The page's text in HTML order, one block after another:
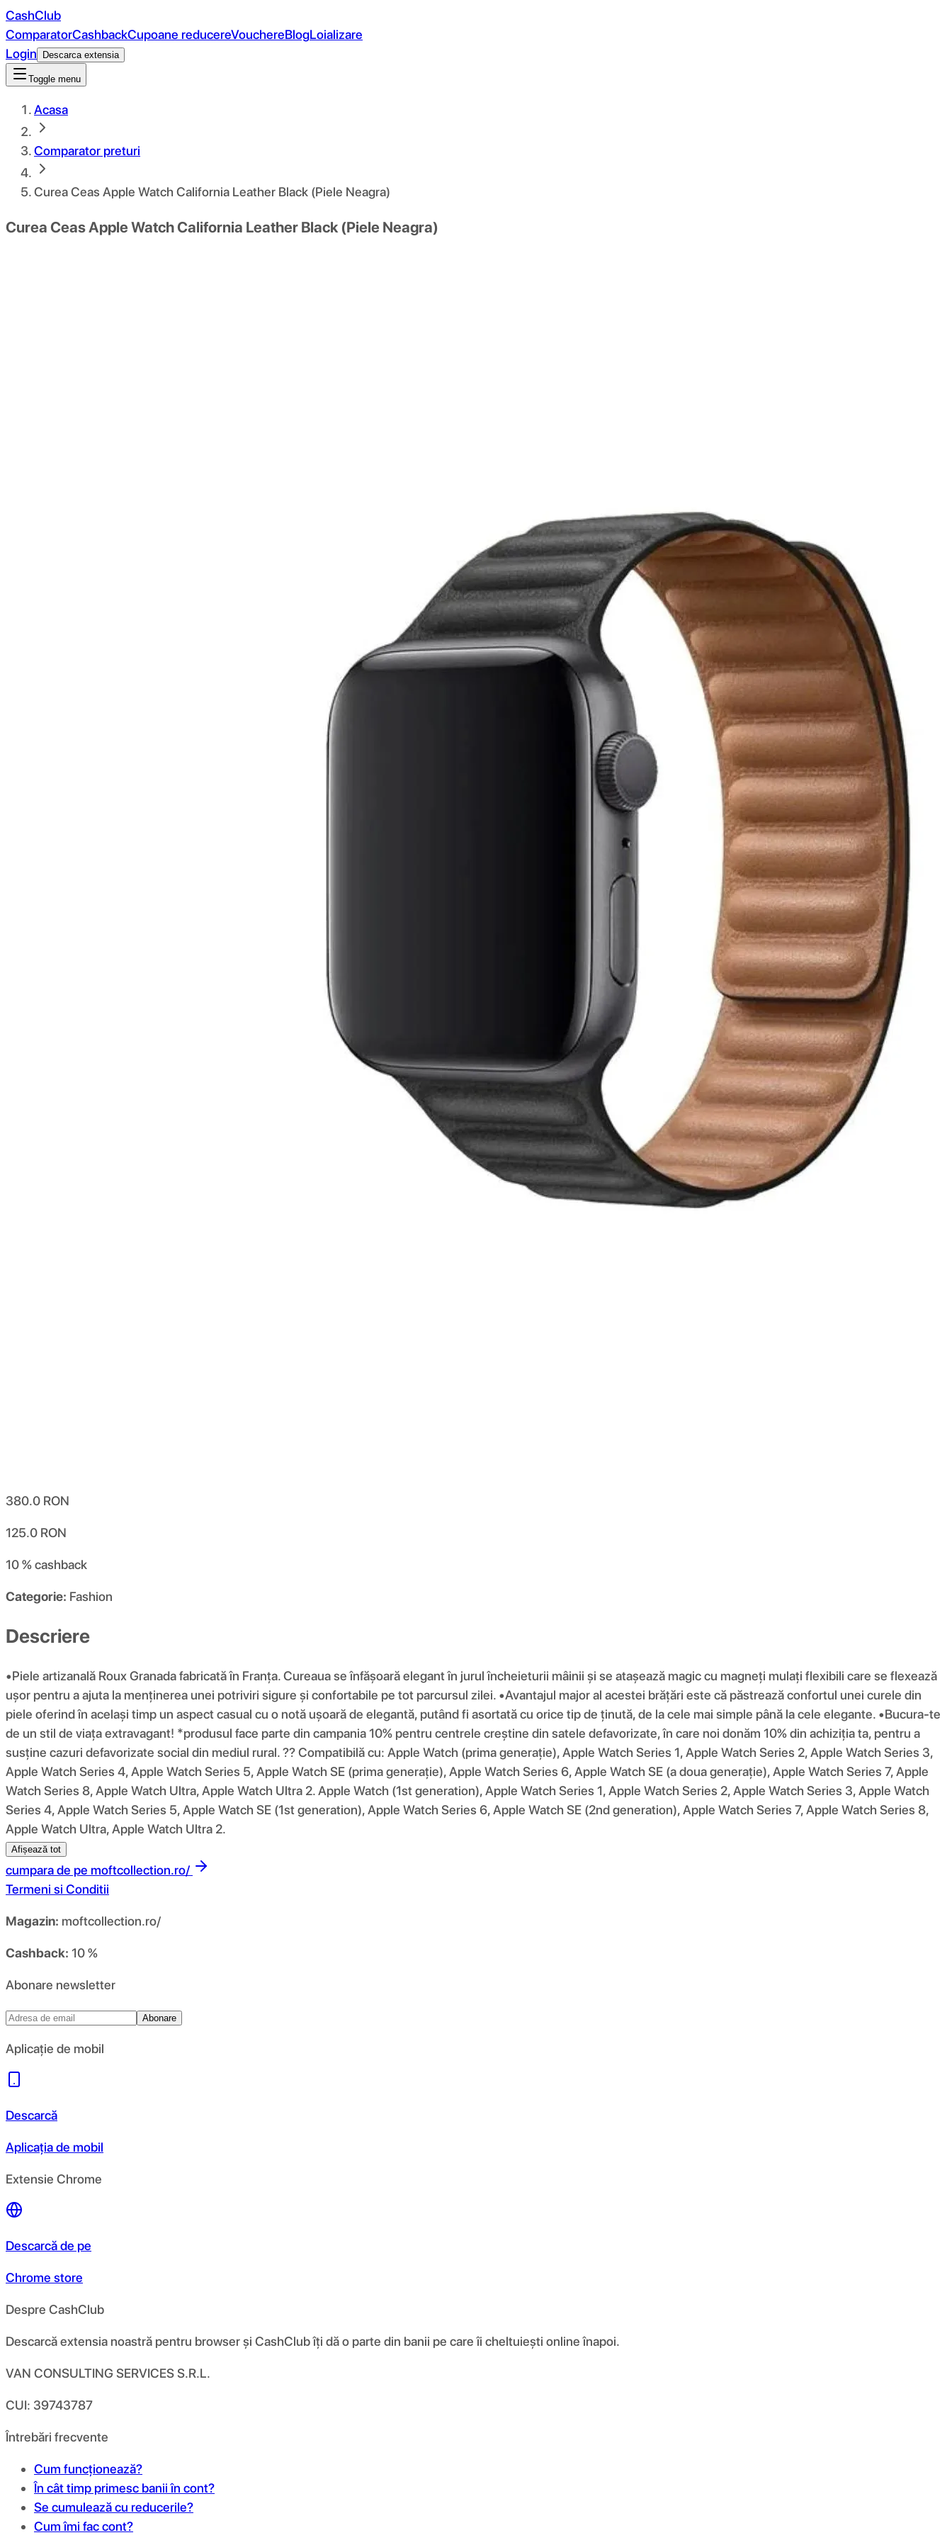
CashClub
ComparatorCashbackCupoane reducereVouchereBlogLoializare
Login
Descarca extensia
Toggle menu
Acasa
Comparator preturi
Curea Ceas Apple Watch California Leather Black (Piele Neagra)
Curea Ceas Apple Watch California Leather Black (Piele Neagra)
380.0 RON
125.0 RON
10 %cashback
Categorie: Fashion
Descriere
•Piele artizanală Roux Granada fabricată în Franța. Cureaua se înfășoară elegant în jurul încheieturii mâinii și se atașează magic cu magneți mulați flexibili care se flexează
ușor pentru a ajuta la menținerea unei potriviri sigure și confortabile pe tot parcursul zilei. •Avantajul major al acestei brățări este că păstrează confortul unei curele din
piele oferind în același timp un aspect casual cu o notă ușoară de elegantă, putând fi asortată cu orice tip de ținută, de la cele mai simple până la cele elegante. •Bucura-te
de un stil de viața extravagant! *produsul face parte din campania 10% pentru centrele creștine din satele defavorizate, în care noi donăm 10% din achiziția ta, pentru a
susține cazuri defavorizate social din mediul rural. ?? Compatibilă cu: Apple Watch (prima generație), Apple Watch Series 1, Apple Watch Series 2, Apple Watch Series 3,
Apple Watch Series 4, Apple Watch Series 5, Apple Watch SE (prima generație), Apple Watch Series 6, Apple Watch SE (a doua generație), Apple Watch Series 7, Apple
Watch Series 8, Apple Watch Ultra, Apple Watch Ultra 2. Apple Watch (1st generation), Apple Watch Series 1, Apple Watch Series 2, Apple Watch Series 3, Apple Watch
Series 4, Apple Watch Series 5, Apple Watch SE (1st generation), Apple Watch Series 6, Apple Watch SE (2nd generation), Apple Watch Series 7, Apple Watch Series 8,
Apple Watch Ultra, Apple Watch Ultra 2.
Afișează tot
cumpara de pe moftcollection.ro/
Termeni si Conditii
Magazin: moftcollection.ro/
Cashback: 10 %
Abonare newsletter
Abonare
Aplicație de mobil
Descarcă
Aplicația de mobil
Extensie Chrome
Descarcă de pe
Chrome store
Despre CashClub
Descarcă extensia noastră pentru browser și CashClub îți dă o parte din banii pe care îi cheltuiești online înapoi.
VAN CONSULTING SERVICES S.R.L.
CUI: 39743787
Întrebări frecvente
Cum funcționează?
În cât timp primesc banii în cont?
Se cumulează cu reducerile?
Cum îmi fac cont?